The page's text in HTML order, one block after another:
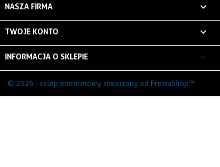
NASZA FIRMA 
TWOJE KONTO 
INFORMACJA O SKLEPIE keyboard_arrow_down
© 2026 - sklep internetowy stworzony od PrestaShop™